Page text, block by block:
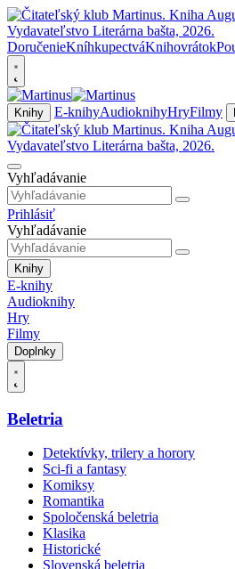
DoručenieKníhkupectváKnihovrátok
Knihy E-knihyAudioknihyHryFilmy
Vyhľadávanie
Prihlásiť
Vyhľadávanie
Knihy
E-knihy
Audioknihy
Hry
Filmy
Doplnky
Beletria
Detektívky, trilery a horory
Sci-fi a fantasy
Komiksy
Romantika
Spoločenská beletria
Klasika
Historické
Slovenská beletria